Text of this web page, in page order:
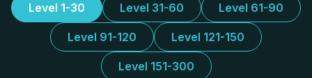
Level 1-30 Level 31-60 Level 61-90
Level 91-120 Level 121-150
Level 151-300